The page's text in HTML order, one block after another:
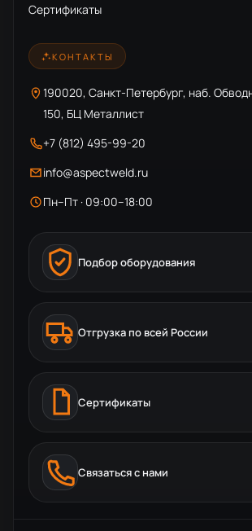
Сертификаты
КОНТАКТЫ
190020, Санкт-Петербург, наб.
150, БЦ Металлист
+7 (812) 495-99-20
info@aspectweld.ru
Пн–Пт · 09:00–18:00
Подбор оборудования
Отгрузка по всей России
Сертификаты
Связаться с нами